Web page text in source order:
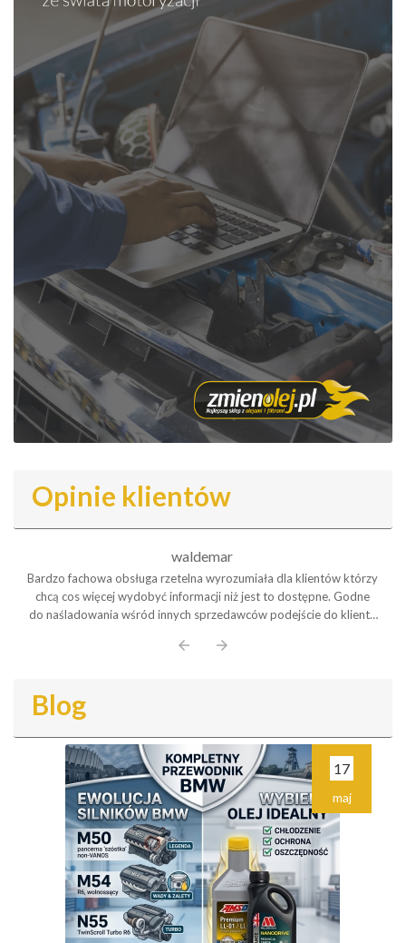
Opinie klientów
waldemar
Bardzo fachowa obsługa rzetelna wyrozumiała dla klientów którzy
chcą cos więcej wydobyć informacji niż jest to dostępne. Godne
do naśladowania wśród innych sprzedawców podejście do klienta
arrow_back arrow_forward
Blog
17
maj